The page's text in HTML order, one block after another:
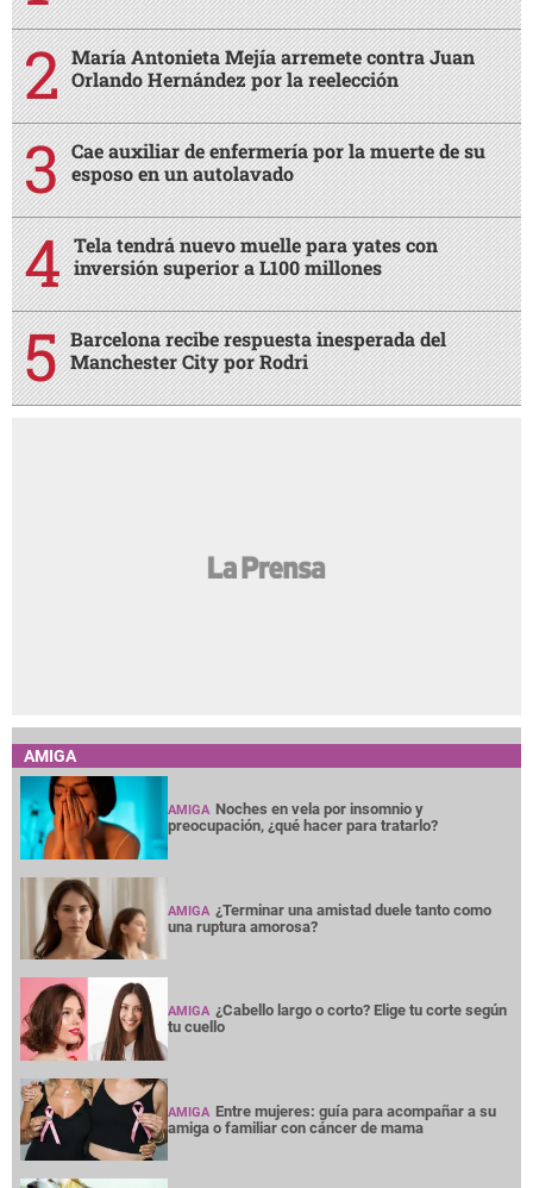
María Antonieta Mejía arremete contra Juan
Orlando Hernández por la reelección
Cae auxiliar de enfermería por la muerte de su
esposo en un autolavado
Tela tendrá nuevo muelle para yates con
inversión superior a L100 millones
Barcelona recibe respuesta inesperada del
Manchester City por Rodri
AMIGA
AMIGA Noches en vela por insomnio y
preocupación, ¿qué hacer para tratarlo?
AMIGA ¿Terminar una amistad duele tanto como
una ruptura amorosa?
AMIGA ¿Cabello largo o corto? Elige tu corte según
tu cuello
AMIGA Entre mujeres: guía para acompañar a su
amiga o familiar con cáncer de mama